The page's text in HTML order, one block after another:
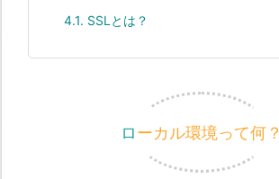
4.1. SSLとは？
ローカル環境って何？